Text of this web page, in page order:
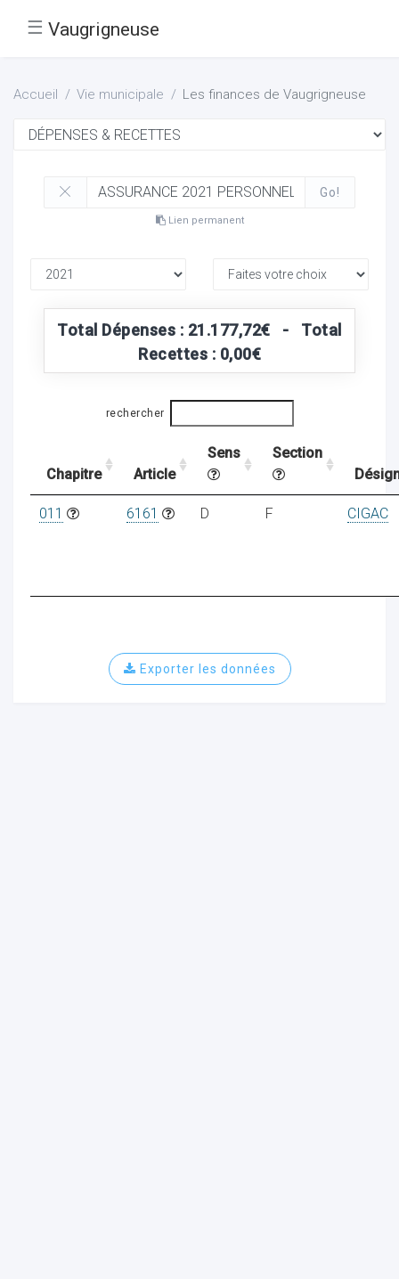
☰ Vaugrigneuse
Accueil Vie municipale Les finances de Vaugrigneuse
Go!
Lien permanent
Total Dépenses : 21.177,72€ - Total
Recettes : 0,00€
rechercher
Chapitre Article
Sens
Section
011 6161 D F CIGAC
Exporter les données